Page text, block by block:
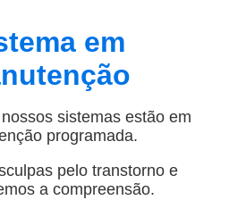
em
sistemas estão em
programada.
pelo transtorno e
a compreensão.